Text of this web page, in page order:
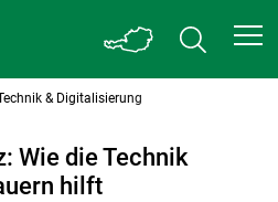
& Digitalisierung
Wie die Technik
hilft